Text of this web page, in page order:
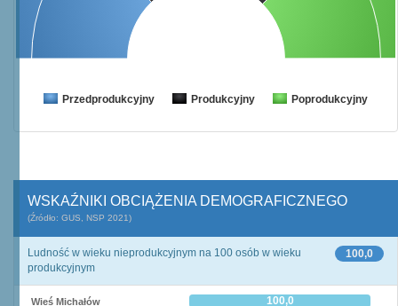
Przedprodukcyjny Produkcyjny Poprodukcyjny
WSKAŹNIKI OBCIĄŻENIA DEMOGRAFICZNEGO
(Źródło: GUS, NSP 2021)
100,0
Ludność w wieku nieprodukcyjnym na 100 osób w wieku
produkcyjnym
Wieś Michałów 100,0